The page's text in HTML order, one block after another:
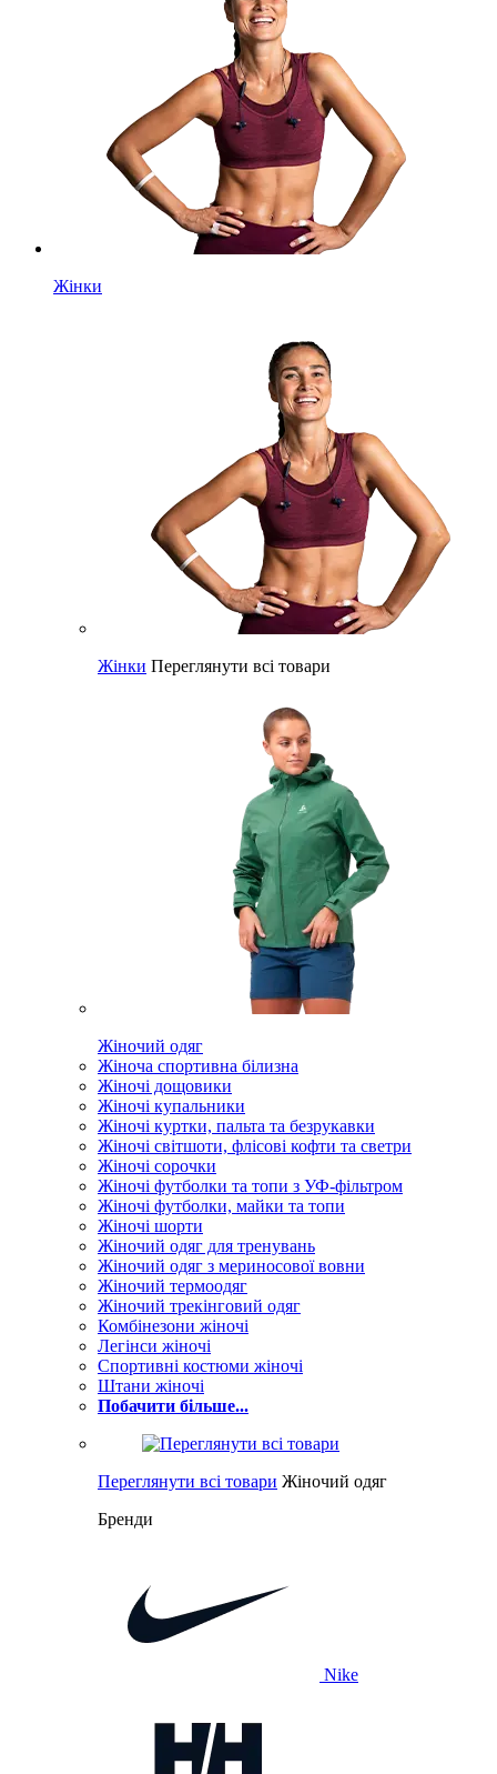
Жінки
Жінки Переглянути всі товари
Жіночий одяг
Жіноча спортивна білизна
Жіночі дощовики
Жіночі купальники
Жіночі куртки, пальта та безрукавки
Жіночі світшоти, флісові кофти та светри
Жіночі сорочки
Жіночі футболки та топи з УФ-фільтром
Жіночі футболки, майки та топи
Жіночі шорти
Жіночий одяг для тренувань
Жіночий одяг з мериносової вовни
Жіночий термоодяг
Жіночий трекінговий одяг
Комбінезони жіночі
Легінси жіночі
Спортивні костюми жіночі
Штани жіночі
Побачити більше...
Переглянути всі товари Жіночий одяг
Бренди
Nike